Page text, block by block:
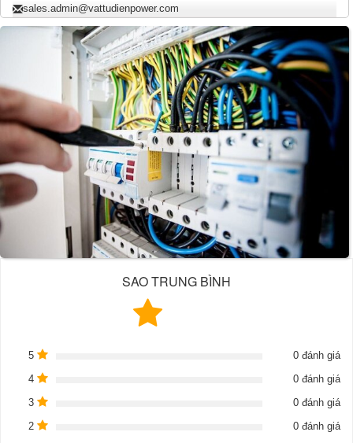
sales.admin@vattudienpower.com
SAO TRUNG BÌNH
5
0 đánh giá
4
0 đánh giá
3
0 đánh giá
2
0 đánh giá